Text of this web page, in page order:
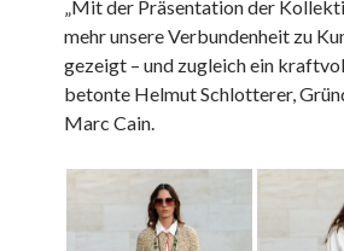
„Mit der Präsentation der
mehr unsere Verbundenheit zu
gezeigt – und zugleich ein
betonte Helmut Schlotterer,
Marc Cain.